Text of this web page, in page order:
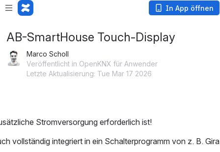
In App öffnen
AB-SmartHouse Touch-Display
Marco Scholl
Veröffentlicht in OpenKNX für Anwender
Letzte Aktualisierung: Tue Mar 17 2026
Stromversorgung erforderlich ist!
vollständig integriert in ein Schalterprogramm von z. B.